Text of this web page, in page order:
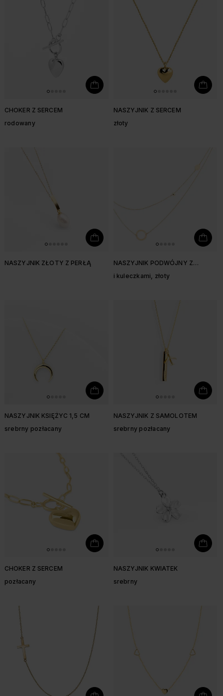
CHOKER Z SERCEM
rodowany
NASZYJNIK Z SERCEM
złoty
NASZYJNIK ZŁOTY Z PERŁĄ
NASZYJNIK PODWÓJNY Z
i kuleczkami, złoty
NASZYJNIK KSIĘŻYC 1,5 CM
srebrny pozłacany
NASZYJNIK Z SAMOLOTEM
srebrny pozłacany
CHOKER Z SERCEM
pozłacany
NASZYJNIK KWIATEK
srebrny